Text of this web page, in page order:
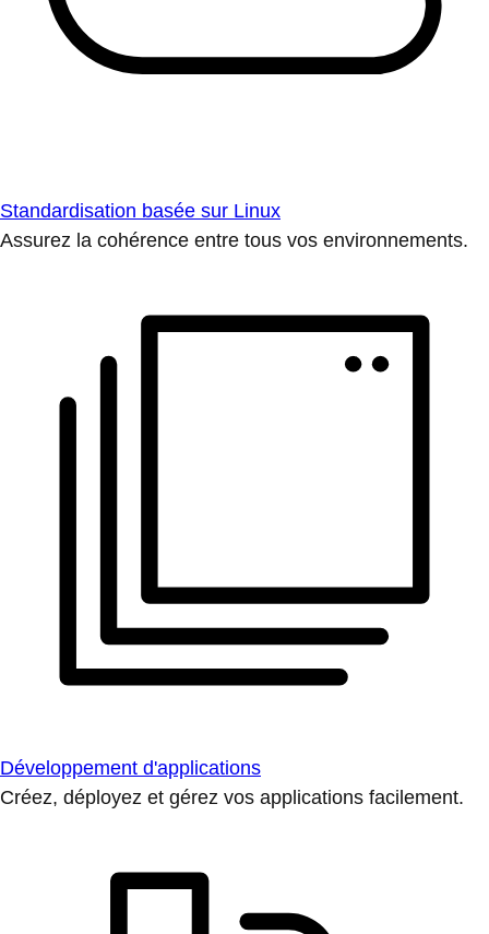
Standardisation basée sur Linux
Assurez la cohérence entre tous vos environnements.
Développement d'applications
Créez, déployez et gérez vos applications facilement.